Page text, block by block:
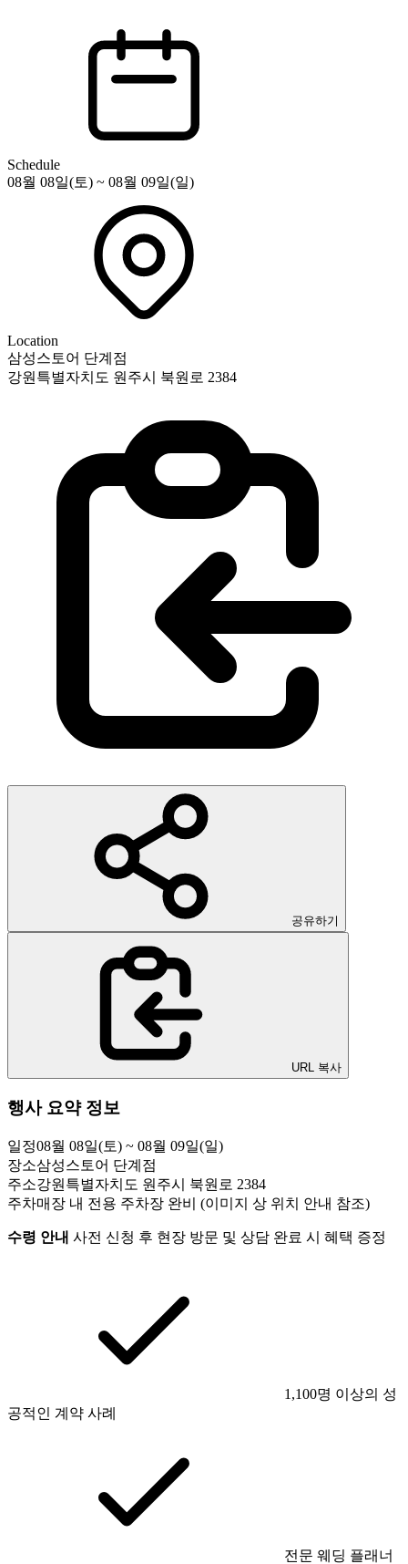
Schedule
08월 08일(토) ~ 08월 09일(일)
Location
삼성스토어 단계점
강원특별자치도 원주시 북원로 2384
공유하기
URL 복사
행사 요약 정보
일정08월 08일(토) ~ 08월 09일(일)
장소삼성스토어 단계점
주소강원특별자치도 원주시 북원로 2384
주차매장 내 전용 주차장 완비 (이미지 상 위치 안내 참조)
수령 안내 사전 신청 후 현장 방문 및 상담 완료 시 혜택 증정
1,100명 이상의 성
공적인 계약 사례
전문 웨딩 플래너